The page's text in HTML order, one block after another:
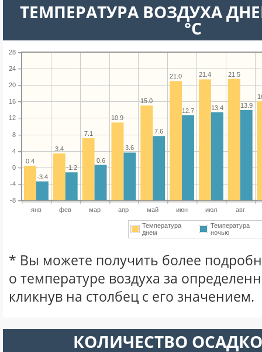
ТЕМПЕРАТУРА ВОЗДУХА
°C
янв фев мар апр май июн июл авг
-8
-4
0
4
8
12
16
20
24
28
21.5
21.4
21.0
15.0
10.9
7.1
3.4
0.4
13.9
13.4
12.7
7.6
3.6
0.6
-1.2
-3.4
Температура
днем
Температура
ночью
* Вы можете получить более
о температуре воздуха за
кликнув на столбец с его значением.
КОЛИЧЕСТВО